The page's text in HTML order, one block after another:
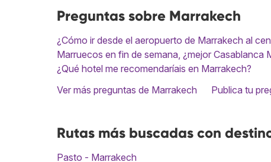
Preguntas sobre Marrakech
¿Cómo ir desde el aeropuerto de Marrakech al
Marruecos en fin de semana, ¿mejor Casablanca
¿Qué hotel me recomendaríais en Marrakech?
Ver más preguntas de Marrakech
Publica tu
Rutas más buscadas con
Pasto - Marrakech